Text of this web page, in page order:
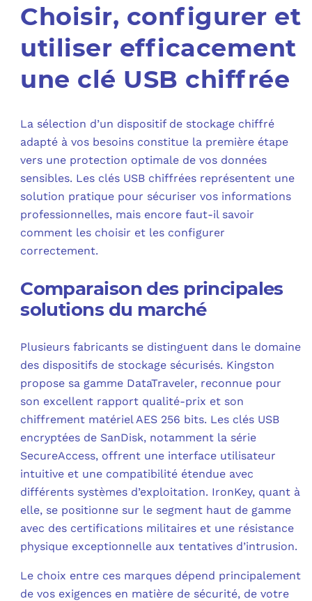
Choisir, configurer et
utiliser efficacement
une clé USB chiffrée
La sélection d’un dispositif de stockage chiffré
adapté à vos besoins constitue la première étape
vers une protection optimale de vos données
sensibles. Les clés USB chiffrées représentent une
solution pratique pour sécuriser vos informations
professionnelles, mais encore faut-il savoir
comment les choisir et les configurer
correctement.
Comparaison des principales
solutions du marché
Plusieurs fabricants se distinguent dans le domaine
des dispositifs de stockage sécurisés. Kingston
propose sa gamme DataTraveler, reconnue pour
son excellent rapport qualité-prix et son
chiffrement matériel AES 256 bits. Les clés USB
encryptées de SanDisk, notamment la série
SecureAccess, offrent une interface utilisateur
intuitive et une compatibilité étendue avec
différents systèmes d’exploitation. IronKey, quant à
elle, se positionne sur le segment haut de gamme
avec des certifications militaires et une résistance
physique exceptionnelle aux tentatives d’intrusion.
Le choix entre ces marques dépend principalement
de vos exigences en matière de sécurité, de votre